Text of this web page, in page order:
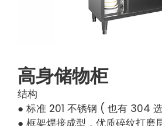
高身储物柜
结构
● 标准 201 不锈钢 ( 也有 304
● 框架焊接成型，优质碎纹打磨